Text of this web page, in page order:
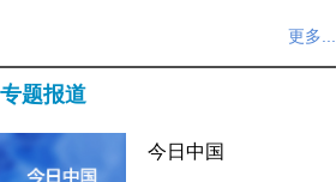
更多...
专题报道
今日中国